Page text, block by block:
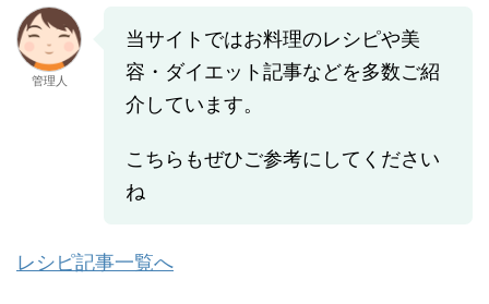
管理人
当サイトではお料理のレシピや美
容・ダイエット記事などを多数ご紹
介しています。
こちらもぜひご参考にしてください
ね
レシピ記事一覧へ